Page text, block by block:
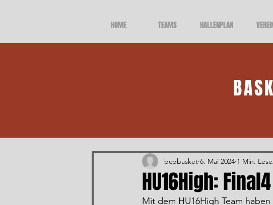
HOME TEAMS HALLENPLAN
HU16High:
bcpbasket 6. Mai 2024 1 Min.
Mit dem HU16High Team